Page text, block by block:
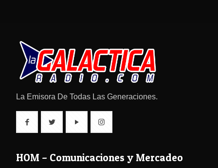
La Emisora De Todas Las Generaciones.
HOM – Comunicaciones y Mercadeo